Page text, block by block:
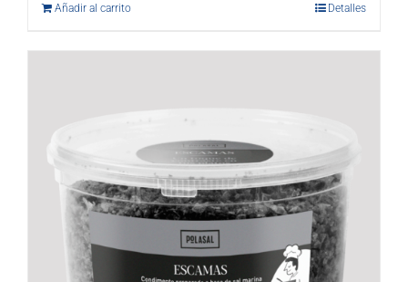
Añadir al carrito Detalles